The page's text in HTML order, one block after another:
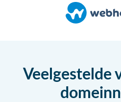
Veelgestelde